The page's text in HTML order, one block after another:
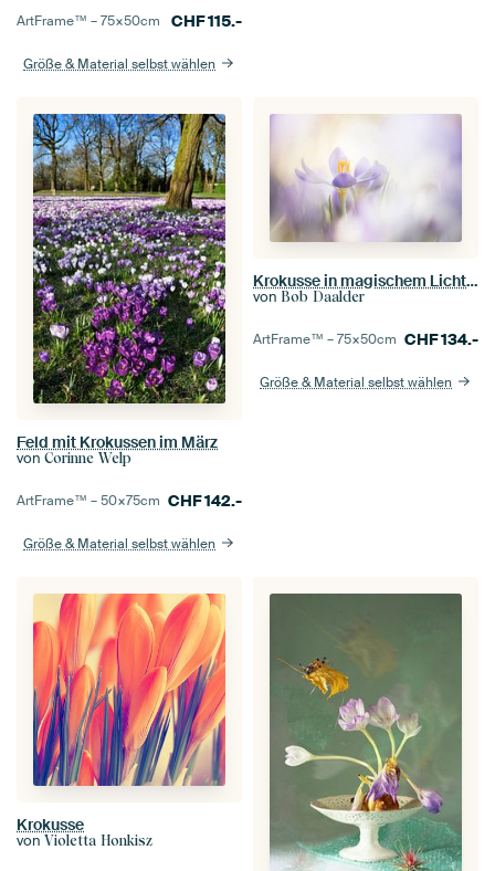
ArtFrame™ –75×50cm CHF115.-
Größe & Material selbst wählen
Feld mit Krokussen im März
von Corinne Welp
ArtFrame™ –50×75cm CHF142.-
Größe & Material selbst wählen
Krokusse in magischem Licht (1)
von Bob Daalder
ArtFrame™ –75×50cm CHF134.-
Größe & Material selbst wählen
Krokusse
von Violetta Honkisz